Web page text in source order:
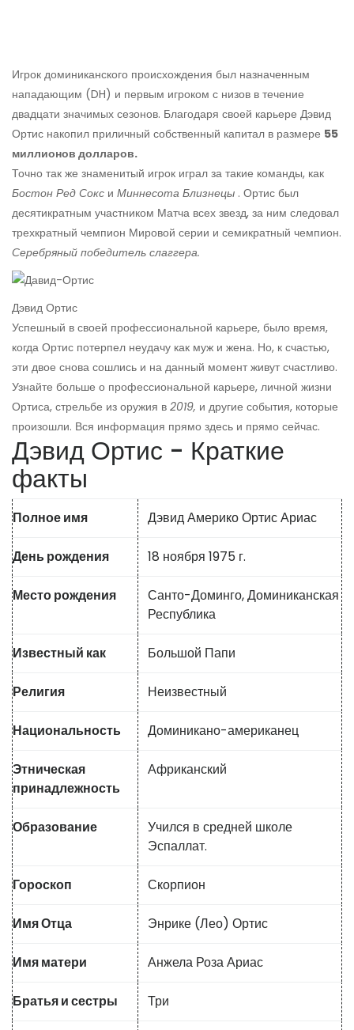
Игрок доминиканского происхождения был назначенным
нападающим (DH) и первым игроком с низов в течение
двадцати значимых сезонов. Благодаря своей карьере Дэвид
Ортис накопил приличный собственный капитал в размере 55
миллионов долларов.
Точно так же знаменитый игрок играл за такие команды, как
Бостон Ред Сокс и Миннесота Близнецы . Ортис был
десятикратным участником Матча всех звезд, за ним следовал
трехкратный чемпион Мировой серии и семикратный чемпион.
Серебряный победитель слаггера.
Дэвид Ортис
Успешный в своей профессиональной карьере, было время,
когда Ортис потерпел неудачу как муж и жена. Но, к счастью,
эти двое снова сошлись и на данный момент живут счастливо.
Узнайте больше о профессиональной карьере, личной жизни
Ортиса, стрельбе из оружия в 2019, и другие события, которые
произошли. Вся информация прямо здесь и прямо сейчас.
Дэвид Ортис - Краткие
факты
Полное имя Дэвид Америко Ортис Ариас
День рождения 18 ноября 1975 г.
Место рождения
Санто-Доминго, Доминиканская
Республика
Известный как Большой Папи
Религия Неизвестный
Национальность Доминикано-американец
Этническая
принадлежность
Африканский
Образование
Учился в средней школе
Эспаллат.
Гороскоп Скорпион
Имя Отца Энрике (Лео) Ортис
Имя матери Анжела Роза Ариас
Братья и сестры Три